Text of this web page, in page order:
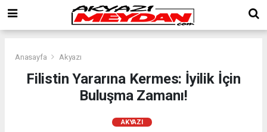
Anasayfa Akyazı
Filistin Yararına Kermes: İyilik İçin
Buluşma Zamanı!
AKYAZI